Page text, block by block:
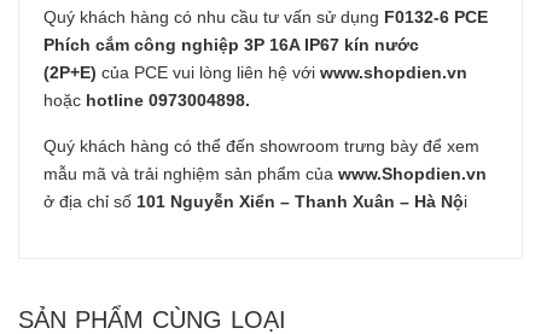
Quý khách hàng có nhu cầu tư vấn sử dụng F0132-6 PCE
Phích cắm công nghiệp 3P 16A IP67 kín nước
(2P+E) của PCE vui lòng liên hệ với www.shopdien.vn
hoặc hotline 0973004898.
Quý khách hàng có thể đến showroom trưng bày để xem
mẫu mã và trải nghiệm sản phẩm của www.Shopdien.vn
ở địa chỉ số 101 Nguyễn Xiển – Thanh Xuân – Hà Nội
SẢN PHẨM CÙNG LOẠI